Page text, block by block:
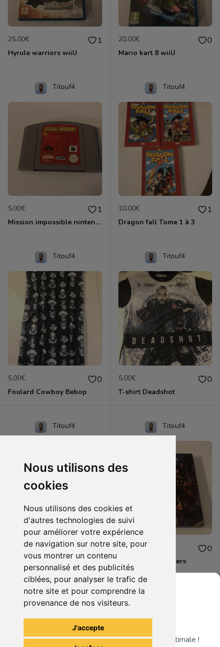
Nous utilisons des
cookies
Nous utilisons des cookies et
d'autres technologies de suivi
pour améliorer votre expérience
de navigation sur notre site, pour
vous montrer un contenu
personnalisé et des publicités
ciblées, pour analyser le trafic de
notre site et pour comprendre la
provenance de nos visiteurs.
J'accepte
25.00€ 1
Hyrule warriors wiiU
20.00€ 0
Mario kart 8 wiiU
Titouf4
5.00€ 1
Mission impossible nintendo 64
Titouf4
10.00€ 1
Dragon fall Tome 1 à 3
Titouf4
5.00€ 0
Foulard Cowboy Bebop
Titouf4
5.00€ 0
T-shirt Deadshot
Titouf4
10.00€ 0
Destiny 2 Xbox one
Titouf4
10.00€ 0
Steelbook Avengers
Voir tous les articles du vendeur
Grenier du Geek
Télécharge notre app pour une expérience optimale !